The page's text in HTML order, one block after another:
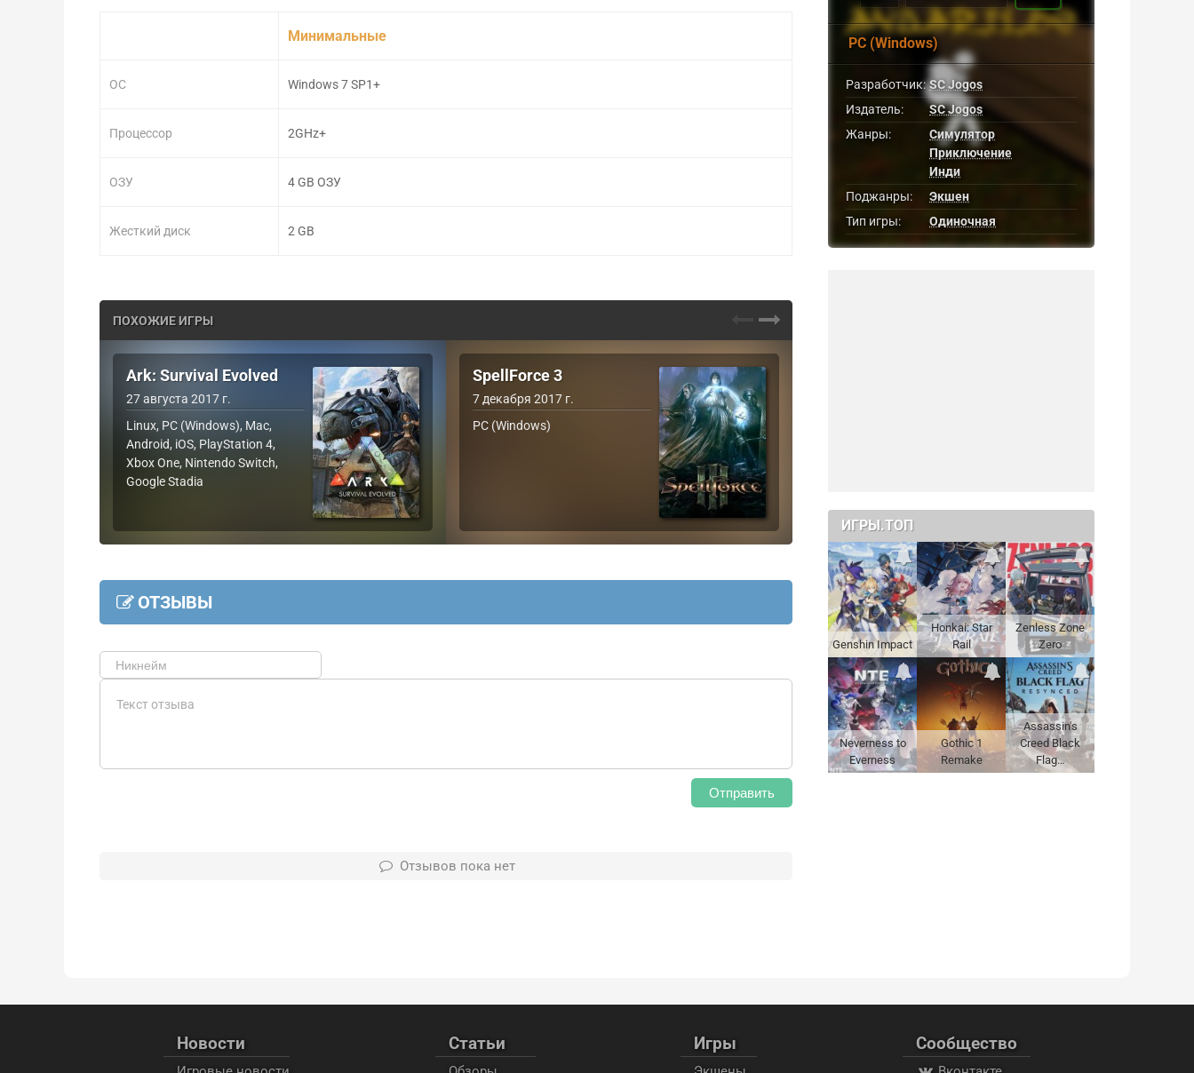
ОС
Процессор
ОЗУ
Жесткий диск
Минимальные
Windows 7 SP1+
2GHz+
4 GB ОЗУ
2 GB
ПОХОЖИЕ ИГРЫ
Ark: Survival Evolved
27 августа 2017 г.
Linux, PC (Windows), Mac,
Android, iOS, PlayStation 4,
Xbox One, Nintendo Switch,
Google Stadia
SpellForce 3
7 декабря 2017 г.
PC (Windows)
ОТЗЫВЫ
Отправить
Отзывов пока нет
PC (Windows)
Разработчик: SC Jogos
Издатель:
SC Jogos
Жанры:
Симулятор
Приключение
Инди
Поджанры:
Экшен
Тип игры:
Одиночная
ИГРЫ.ТОП
Genshin Impact
Honkai: Star
Rail
Zenless Zone
Zero
Neverness to
Everness
Gothic 1
Remake
Assassin's
Creed Black
Flag…
Новости Статьи Игры Сообщество